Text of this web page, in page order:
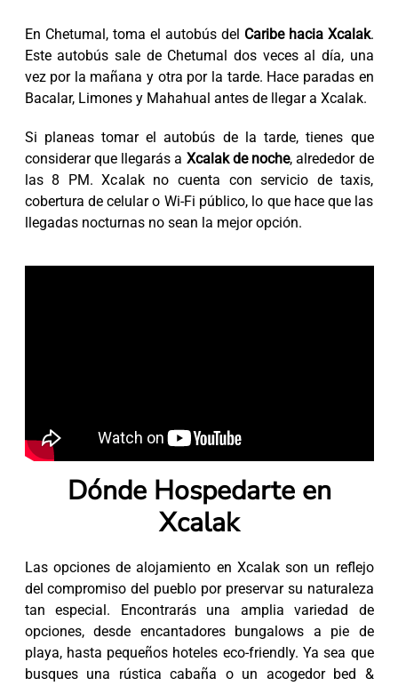
En Chetumal, toma el autobús del Caribe hacia Xcalak.
Este autobús sale de Chetumal dos veces al día, una
vez por la mañana y otra por la tarde. Hace paradas en
Bacalar, Limones y Mahahual antes de llegar a Xcalak.
Si planeas tomar el autobús de la tarde, tienes que
considerar que llegarás a Xcalak de noche, alrededor de
las 8 PM. Xcalak no cuenta con servicio de taxis,
cobertura de celular o Wi-Fi público, lo que hace que las
llegadas nocturnas no sean la mejor opción.
Dónde Hospedarte en
Xcalak
Las opciones de alojamiento en Xcalak son un reflejo
del compromiso del pueblo por preservar su naturaleza
tan especial. Encontrarás una amplia variedad de
opciones, desde encantadores bungalows a pie de
playa, hasta pequeños hoteles eco-friendly. Ya sea que
busques una rústica cabaña o un acogedor bed &